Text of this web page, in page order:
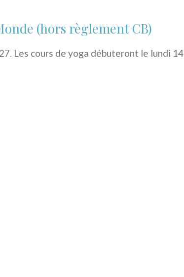
(hors règlement CB)
Les cours de yoga débuteront le lundi 14